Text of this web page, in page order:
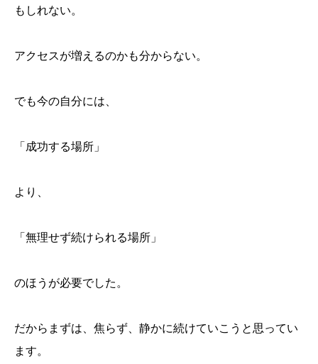
もしれない。
アクセスが増えるのかも分からない。
でも今の自分には、
「成功する場所」
より、
「無理せず続けられる場所」
のほうが必要でした。
だからまずは、焦らず、静かに続けていこうと思ってい
ます。